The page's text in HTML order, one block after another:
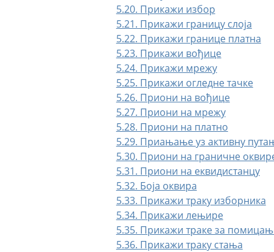
5.20. Прикажи избор
5.21. Прикажи границу слоја
5.22. Прикажи границе платна
5.23. Прикажи вођице
5.24. Прикажи мрежу
5.25. Прикажи огледне тачке
5.26. Приони на вођице
5.27. Приони на мрежу
5.28. Приони на платно
5.29. Приањање уз активну
5.30. Приони на граничне
5.31. Приони на еквидистанцу
5.32. Боја оквира
5.33. Прикажи траку изборника
5.34. Прикажи лењире
5.35. Прикажи траке за
5.36. Прикажи траку стања